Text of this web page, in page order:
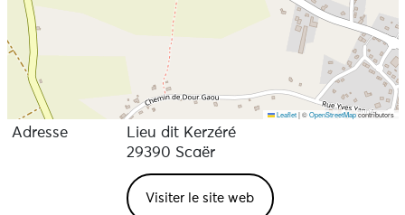
Leaflet |©OpenStreetMapcontributors
Adresse
Lieu dit Kerzéré
29390 Scaër
Visiter le site web